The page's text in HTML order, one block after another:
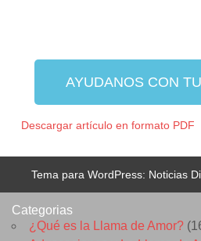
AYUDANOS CON
Descargar artículo en formato PDF
Tema para WordPress: Noticias
Categorias
¿Qué es la Llama de Amor?